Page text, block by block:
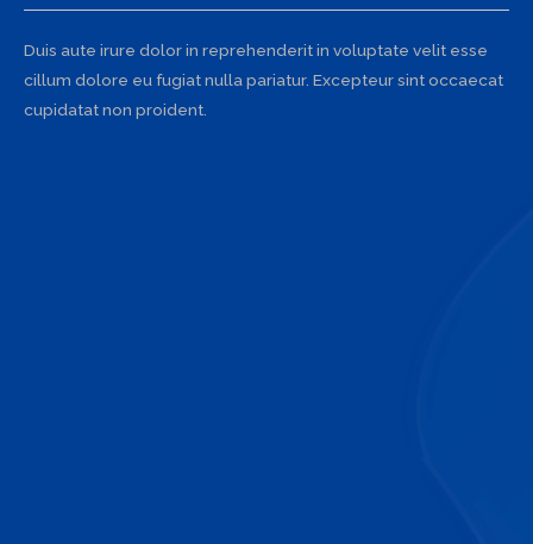
Duis aute irure dolor in reprehenderit in voluptate velit esse
cillum dolore eu fugiat nulla pariatur. Excepteur sint occaecat
cupidatat non proident.